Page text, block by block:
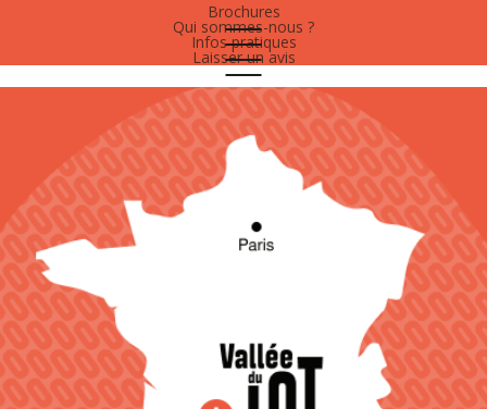
Brochures
Qui sommes-nous ?
Infos pratiques
Laisser un avis